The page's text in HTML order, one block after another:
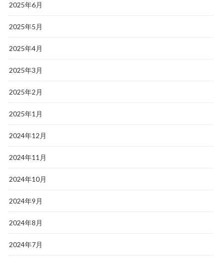
2025年6月
2025年5月
2025年4月
2025年3月
2025年2月
2025年1月
2024年12月
2024年11月
2024年10月
2024年9月
2024年8月
2024年7月